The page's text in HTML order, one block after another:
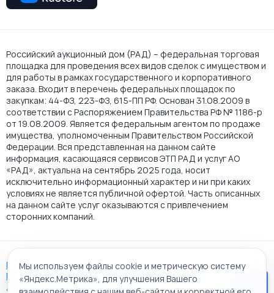
Российский аукционный дом (РАД) – федеральная торговая
площадка для проведения всех видов сделок с имуществом и
для работы в рамках государственного и корпоративного
заказа. Входит в перечень федеральных площадок по
закупкам: 44-ФЗ, 223-ФЗ, 615-ПП РФ. Основан 31.08.2009 в
соответствии с Распоряжением Правительства РФ № 1186-р
от 19.08.2009. Является федеральным агентом по продаже
имущества, уполномоченным Правительством Российской
Федерации. Вся представленная на данном сайте
информация, касающаяся сервисов ЭТП РАД и услуг АО
«РАД», актуальна на сентябрь 2025 года, носит
исключительно информационный характер и ни при каких
условиях не является публичной офертой. Часть описанных
на данном сайте услуг оказываются с привлечением
сторонних компаний.
Пользовательское соглашение
Политика АО "РАД" в отношении обработки персональных
данных
Мы используем файлы cookie и метрическую систему
«Яндекс.Метрика», для улучшения Вашего